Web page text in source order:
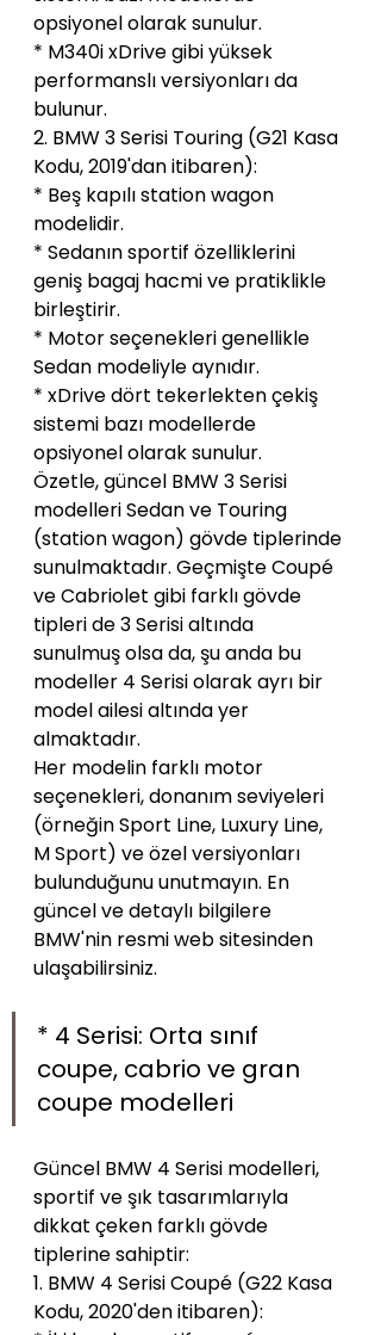
opsiyonel olarak sunulur.
* M340i xDrive gibi yüksek
performanslı versiyonları da
bulunur.
2. BMW 3 Serisi Touring (G21 Kasa
Kodu, 2019'dan itibaren):
* Beş kapılı station wagon
modelidir.
* Sedanın sportif özelliklerini
geniş bagaj hacmi ve pratiklikle
birleştirir.
* Motor seçenekleri genellikle
Sedan modeliyle aynıdır.
* xDrive dört tekerlekten çekiş
sistemi bazı modellerde
opsiyonel olarak sunulur.
Özetle, güncel BMW 3 Serisi
modelleri Sedan ve Touring
(station wagon) gövde tiplerinde
sunulmaktadır. Geçmişte Coupé
ve Cabriolet gibi farklı gövde
tipleri de 3 Serisi altında
sunulmuş olsa da, şu anda bu
modeller 4 Serisi olarak ayrı bir
model ailesi altında yer
almaktadır.
Her modelin farklı motor
seçenekleri, donanım seviyeleri
(örneğin Sport Line, Luxury Line,
M Sport) ve özel versiyonları
bulunduğunu unutmayın. En
güncel ve detaylı bilgilere
BMW'nin resmi web sitesinden
ulaşabilirsiniz.
* 4 Serisi: Orta sınıf
coupe, cabrio ve gran
coupe modelleri
Güncel BMW 4 Serisi modelleri,
sportif ve şık tasarımlarıyla
dikkat çeken farklı gövde
tiplerine sahiptir:
1. BMW 4 Serisi Coupé (G22 Kasa
Kodu, 2020'den itibaren):